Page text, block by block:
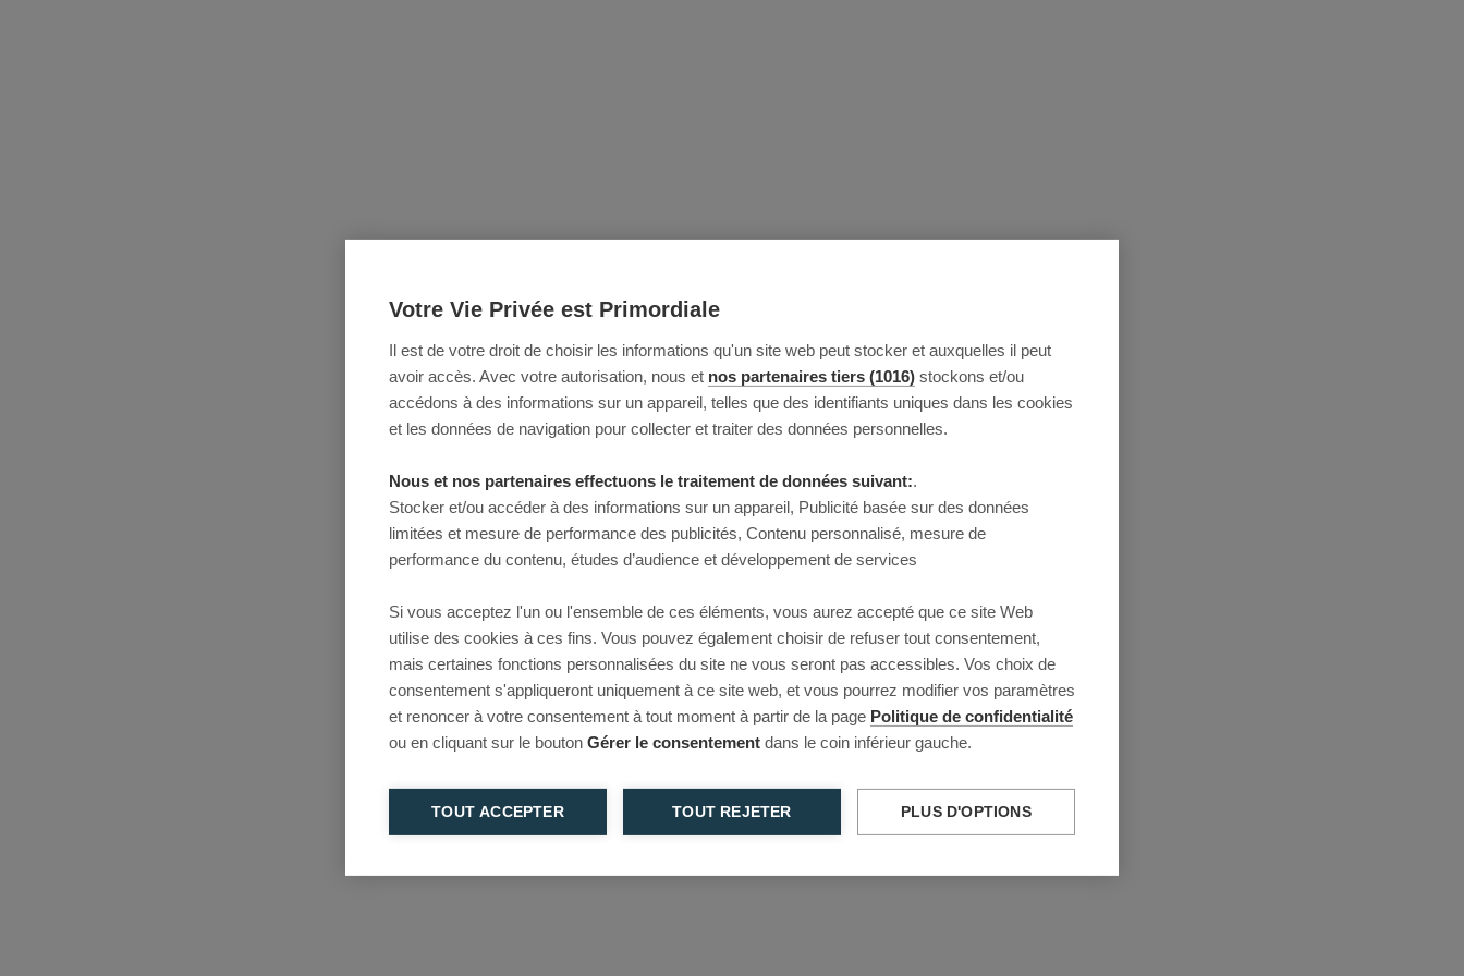
Votre Vie Privée est Primordiale
Il est de votre droit de choisir les informations qu'un site web peut stocker et auxquelles il peut
avoir accès. Avec votre autorisation, nous et nos partenaires tiers (1016) stockons et/ou
accédons à des informations sur un appareil, telles que des identifiants uniques dans les cookies
et les données de navigation pour collecter et traiter des données personnelles.
Nous et nos partenaires effectuons le traitement de données suivant:.
Stocker et/ou accéder à des informations sur un appareil, Publicité basée sur des données
limitées et mesure de performance des publicités, Contenu personnalisé, mesure de
performance du contenu, études d’audience et développement de services
Si vous acceptez l'un ou l'ensemble de ces éléments, vous aurez accepté que ce site Web
utilise des cookies à ces fins. Vous pouvez également choisir de refuser tout consentement,
mais certaines fonctions personnalisées du site ne vous seront pas accessibles. Vos choix de
consentement s'appliqueront uniquement à ce site web, et vous pourrez modifier vos paramètres
et renoncer à votre consentement à tout moment à partir de la page Politique de confidentialité
ou en cliquant sur le bouton Gérer le consentement dans le coin inférieur gauche.
TOUT ACCEPTER TOUT REJETER PLUS D'OPTIONS
This page couldn’t load
Reload to try again, or go back.
Reload Back